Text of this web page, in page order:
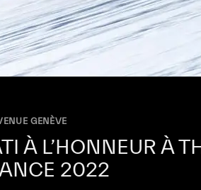
GENÈVE
À L’HONNEUR À
2022